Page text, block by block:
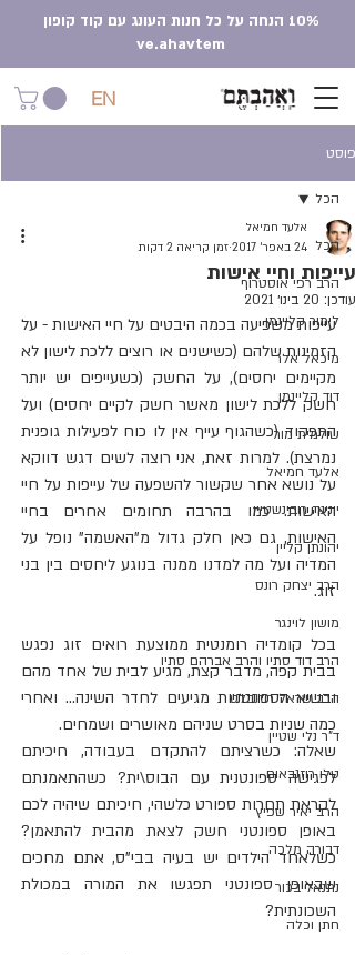
10% הנחה על כל חנות העונג עם קוד קופון
ve.ahavtem
EN
פוסט
הכל
הרב רפי אוסטרוף
לימור קליינמן
מיכאל אלר
דוד קליינמן
שולמית מור
אלעד חמיאל
יונינה רובינשטיין
יהונתן קליין
הרב יצחק רונס
מושון לוינגר
הרב דוד סתיו והרב אברהם סתיו
הרב שראל רוזנבלט
ד"ר נלי שטיין
טלי רוזנבאום
הרב יאיר שפיץ
דבורה מלכה
נתנאל בכור
חתן וכלה
הכל
עייפות וחיי אישות
אלעד חמיאל
24 באפר׳ 2017
זמן קריאה 2 דקות
עודכן: 20 בינו׳ 2021
זוג.
כמה שניות בסרט שניהם מאושרים ושמחים.
השכונתית?